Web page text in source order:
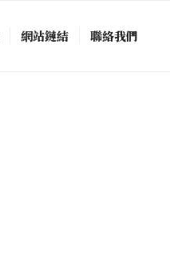
網站鏈結 聯絡我們